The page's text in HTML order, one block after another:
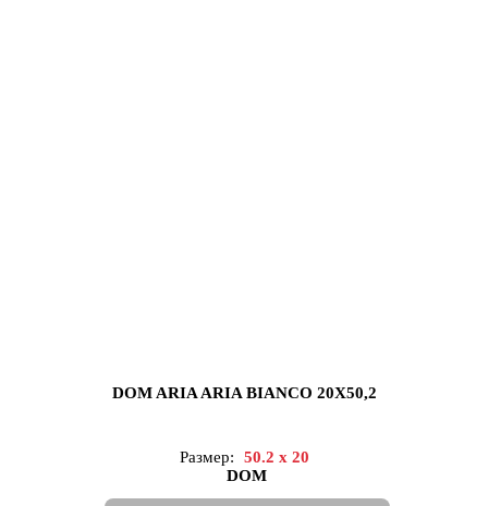
DOM ARIA ARIA BIANCO 20X50,2
Размер:
50.2 x 20
DOM